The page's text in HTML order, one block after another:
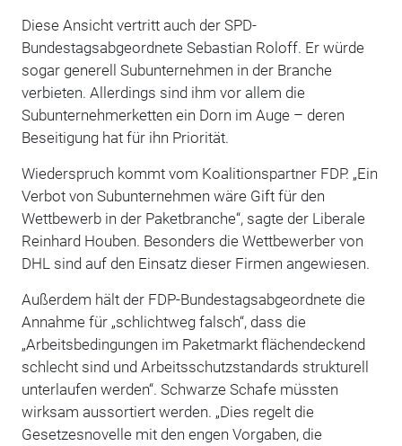
Diese Ansicht vertritt auch der SPD-
Bundestagsabgeordnete Sebastian Roloff. Er würde
sogar generell Subunternehmen in der Branche
verbieten. Allerdings sind ihm vor allem die
Subunternehmerketten ein Dorn im Auge – deren
Beseitigung hat für ihn Priorität.
Wiederspruch kommt vom Koalitionspartner FDP. „Ein
Verbot von Subunternehmen wäre Gift für den
Wettbewerb in der Paketbranche“, sagte der Liberale
Reinhard Houben. Besonders die Wettbewerber von
DHL sind auf den Einsatz dieser Firmen angewiesen.
Außerdem hält der FDP-Bundestagsabgeordnete die
Annahme für „schlichtweg falsch“, dass die
„Arbeitsbedingungen im Paketmarkt flächendeckend
schlecht sind und Arbeitsschutzstandards strukturell
unterlaufen werden“. Schwarze Schafe müssten
wirksam aussortiert werden. „Dies regelt die
Gesetzesnovelle mit den engen Vorgaben, die